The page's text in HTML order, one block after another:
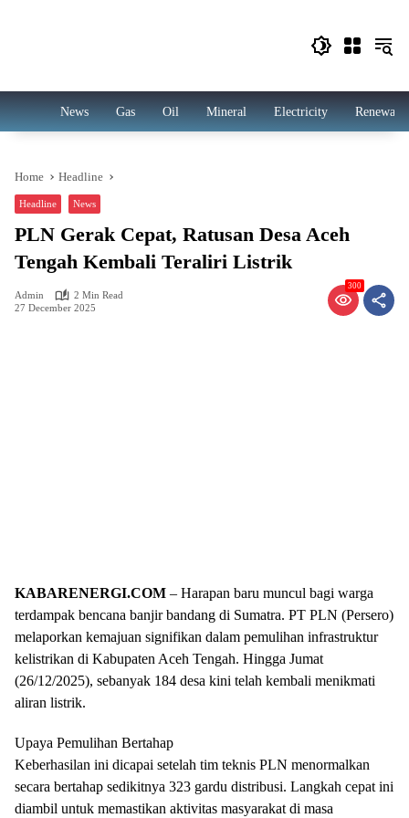
News Gas Oil Mineral Electricity
Home Headline
Headline News
PLN Gerak Cepat, Ratusan Desa Aceh
Tengah Kembali Teraliri Listrik
Admin
2 Min Read
27 December 2025
300
KABARENERGI.COM – Harapan baru muncul bagi warga
terdampak bencana banjir bandang di Sumatra. PT PLN (Persero)
melaporkan kemajuan signifikan dalam pemulihan infrastruktur
kelistrikan di Kabupaten Aceh Tengah. Hingga Jumat
(26/12/2025), sebanyak 184 desa kini telah kembali menikmati
aliran listrik.
Upaya Pemulihan Bertahap
Keberhasilan ini dicapai setelah tim teknis PLN menormalkan
secara bertahap sedikitnya 323 gardu distribusi. Langkah cepat ini
diambil untuk memastikan aktivitas masyarakat di masa